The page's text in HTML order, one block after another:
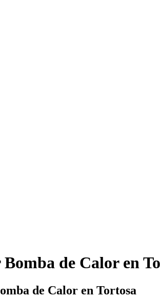
de Caloren
de Calor en Tortosa